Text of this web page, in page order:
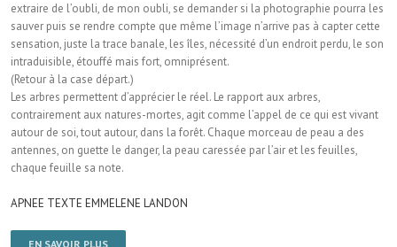
extraire de l’oubli, de mon oubli, se demander si la photographie pourra les
sauver puis se rendre compte que même l’image n’arrive pas à capter cette
sensation, juste la trace banale, les îles, nécessité d’un endroit perdu, le son
intraduisible, étouffé mais fort, omniprésent.
(Retour à la case départ.)
Les arbres permettent d’apprécier le réel. Le rapport aux arbres,
contrairement aux natures-mortes, agit comme l’appel de ce qui est vivant
autour de soi, tout autour, dans la forêt. Chaque morceau de peau a des
antennes, on guette le danger, la peau caressée par l’air et les feuilles,
chaque feuille sa note.
APNEE TEXTE EMMELENE LANDON
EN SAVOIR PLUS